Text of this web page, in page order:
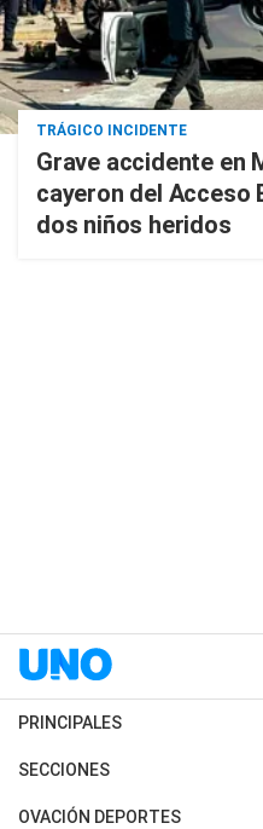
TRÁGICO INCIDENTE
Grave accidente en
cayeron del Acceso
dos niños heridos
PRINCIPALES
Últimas Noticias
Política
SECCIONES
Horóscopo
OVACIÓN DEPORTES